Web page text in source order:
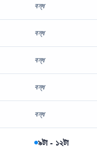
বন্ধ
বন্ধ
বন্ধ
বন্ধ
বন্ধ
৯টা - ১২টা